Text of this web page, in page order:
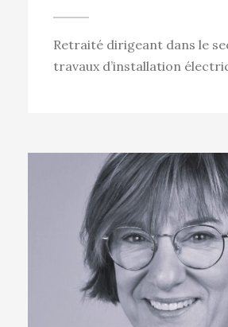
Retraité dirigeant dans le
travaux d’installation